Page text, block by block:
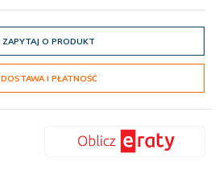
ZAPYTAJ O PRODUKT
DOSTAWA I PŁATNOŚĆ